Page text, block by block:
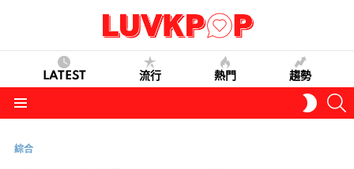
LATEST 流行 熱門 趨勢
SKIN
綜合